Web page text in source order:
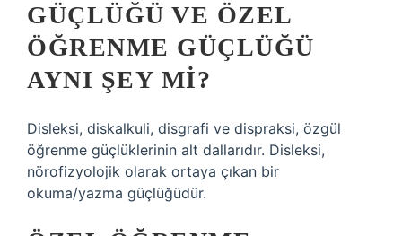
GÜÇLÜĞÜ VE ÖZEL
ÖĞRENME GÜÇLÜĞÜ
AYNI ŞEY MI?
Disleksi, diskalkuli, disgrafi ve dispraksi, özgül
öğrenme güçlüklerinin alt dallarıdır. Disleksi,
nörofizyolojik olarak ortaya çıkan bir
okuma/yazma güçlüğüdür.